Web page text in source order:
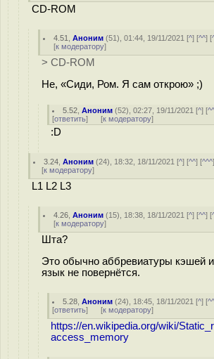
CD-ROM
4.51 ,Аноним (51), 01:44, 19/11/2021 [^] [^^] [
[к модератору]
> CD-ROM
Не, «Сиди, Ром. Я сам открою» ;)
5.52 ,Аноним (52), 02:27, 19/11/2021 [^] [
[ответить] [к модератору]
:D
3.24 ,Аноним (24), 18:32, 18/11/2021 [^] [^^] [^^^
[к модератору]
L1 L2 L3
4.26 ,Аноним (15), 18:38, 18/11/2021 [^] [^^] [
[к модератору]
Шта?
Это обычно аббревиатуры кэшей
язык не повернётся.
5.28 ,Аноним (24), 18:45, 18/11/2021 [^] [
[ответить] [к модератору]
https://en.wikipedia.org/wiki/
access_memory